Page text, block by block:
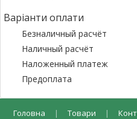
Варіанти оплати
Безналичный расчёт
Наличный расчёт
Наложенный платеж
Предоплата
Головна | Товари |